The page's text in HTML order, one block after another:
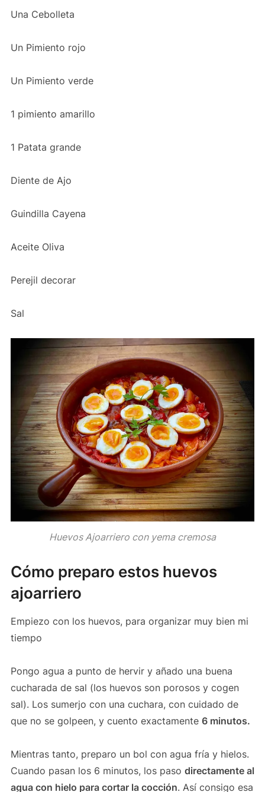
Una Cebolleta
Un Pimiento rojo
Un Pimiento verde
1 pimiento amarillo
1 Patata grande
Diente de Ajo
Guindilla Cayena
Aceite Oliva
Perejil decorar
Sal
Huevos Ajoarriero con yema cremosa
Cómo preparo estos huevos
ajoarriero
Empiezo con los huevos, para organizar muy bien mi
tiempo
Pongo agua a punto de hervir y añado una buena
cucharada de sal (los huevos son porosos y cogen
sal). Los sumerjo con una cuchara, con cuidado de
que no se golpeen, y cuento exactamente 6 minutos.
Mientras tanto, preparo un bol con agua fría y hielos.
Cuando pasan los 6 minutos, los paso directamente al
agua con hielo para cortar la cocción. Así consigo esa